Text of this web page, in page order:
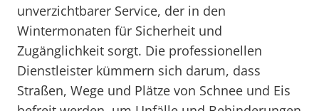
unverzichtbarer Service, der in den
Wintermonaten für Sicherheit und
Zugänglichkeit sorgt. Die professionellen
Dienstleister kümmern sich darum, dass
Straßen, Wege und Plätze von Schnee und Eis